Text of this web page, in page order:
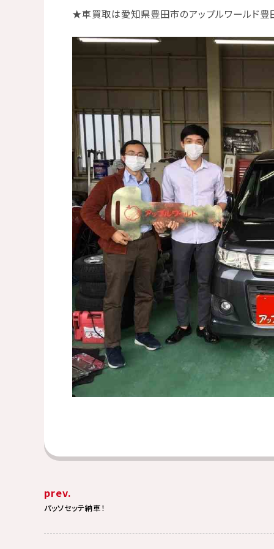
★車買取は愛知県豊田市のアップルワールド豊
prev.
パッソセッテ納車！